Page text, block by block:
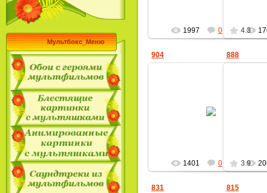
Мультбокс_Меню
1997 0 4.3
904
1401 0 3.9
888
831 815